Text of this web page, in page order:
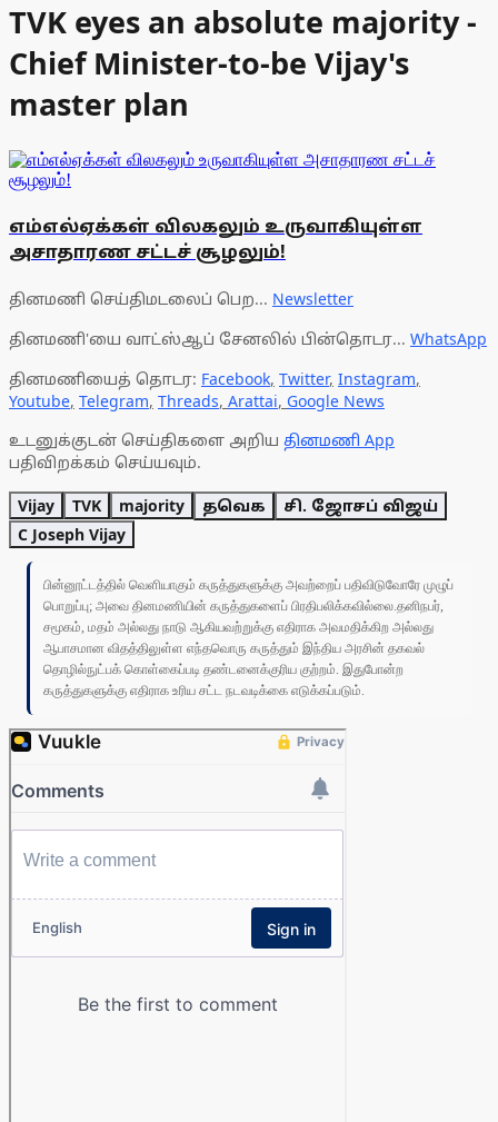
TVK eyes an absolute majority -
Chief Minister-to-be Vijay's
master plan
எம்எல்ஏக்கள் விலகலும் உருவாகியுள்ள
அசாதாரண சட்டச் சூழலும்!
தினமணி செய்திமடலைப் பெற... Newsletter
தினமணி'யை வாட்ஸ்ஆப் சேனலில் பின்தொடர... WhatsApp
தினமணியைத் தொடர: Facebook, Twitter, Instagram,
Youtube, Telegram, Threads, Arattai, Google News
உடனுக்குடன் செய்திகளை அறிய தினமணி App
பதிவிறக்கம் செய்யவும்.
Vijay TVK majority தவெக
சி. ஜோசப் விஜய்
C Joseph Vijay
பின்னூட்டத்தில் வெளியாகும் கருத்துகளுக்கு அவற்றைப் பதிவிடுவோரே முழுப்
பொறுப்பு; அவை தினமணியின் கருத்துகளைப் பிரதிபலிக்கவில்லை.தனிநபர்,
சமூகம், மதம் அல்லது நாடு ஆகியவற்றுக்கு எதிராக அவமதிக்கிற அல்லது
ஆபாசமான விதத்திலுள்ள எந்தவொரு கருத்தும் இந்திய அரசின் தகவல்
தொழில்நுட்பக் கொள்கைப்படி தண்டனைக்குரிய குற்றம். இதுபோன்ற
கருத்துகளுக்கு எதிராக உரிய சட்ட நடவடிக்கை எடுக்கப்படும்.